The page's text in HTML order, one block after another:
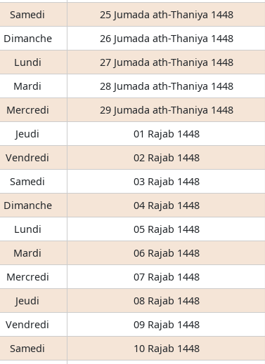
Samedi 25 Jumada ath-Thaniya 1448
Dimanche 26 Jumada ath-Thaniya 1448
Lundi 27 Jumada ath-Thaniya 1448
Mardi 28 Jumada ath-Thaniya 1448
Mercredi 29 Jumada ath-Thaniya 1448
Jeudi 01 Rajab 1448
Vendredi 02 Rajab 1448
Samedi 03 Rajab 1448
Dimanche 04 Rajab 1448
Lundi 05 Rajab 1448
Mardi 06 Rajab 1448
Mercredi 07 Rajab 1448
Jeudi 08 Rajab 1448
Vendredi 09 Rajab 1448
Samedi 10 Rajab 1448